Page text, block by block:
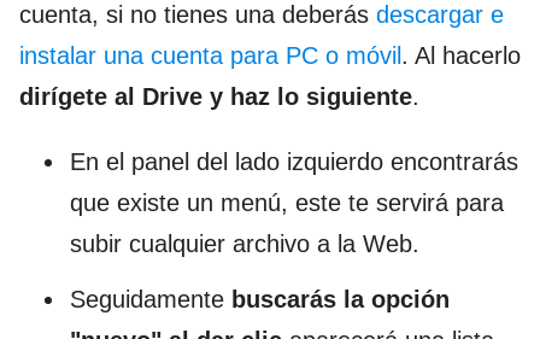
cuenta, si no tienes una deberás descargar e
instalar una cuenta para PC o móvil . Al hacerlo
dirígete al Drive y haz lo siguiente.
En el panel del lado izquierdo encontrarás
que existe un menú, este te servirá para
subir cualquier archivo a la Web.
Seguidamente buscarás la opción